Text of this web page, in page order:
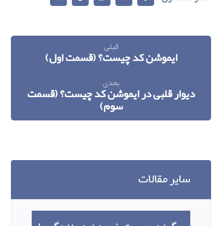
قبلی
ایموشن کد چیست؟ (قسمت اول)
بعدی
دیوار قلبی در ایموشن کد چیست؟ (قسمت
سوم)
سایر مقالات